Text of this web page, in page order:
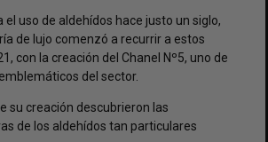
el uso de aldehídos hace justo un siglo,
de lujo comenzó a recurrir a estos
con la creación del Chanel Nº5, uno de
del sector.
su creación descubrieron las
de los aldehídos tan particulares